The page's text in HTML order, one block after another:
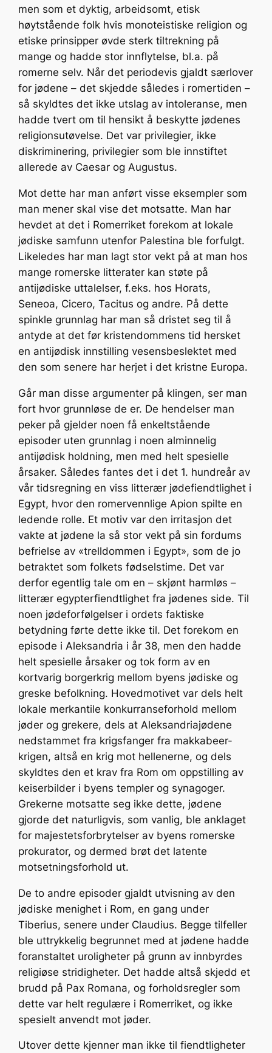
men som et dyktig, arbeidsomt, etisk
høytstående folk hvis monoteistiske religion og
etiske prinsipper øvde sterk tiltrekning på
mange og hadde stor innflytelse, bl.a. på
romerne selv. Når det periodevis gjaldt særlover
for jødene – det skjedde således i romertiden –
så skyldtes det ikke utslag av intoleranse, men
hadde tvert om til hensikt å beskytte jødenes
religionsutøvelse. Det var privilegier, ikke
diskriminering, privilegier som ble innstiftet
allerede av Caesar og Augustus.
Mot dette har man anført visse eksempler som
man mener skal vise det motsatte. Man har
hevdet at det i Romerriket forekom at lokale
jødiske samfunn utenfor Palestina ble forfulgt.
Likeledes har man lagt stor vekt på at man hos
mange romerske litterater kan støte på
antijødiske uttalelser, f.eks. hos Horats,
Seneoa, Cicero, Tacitus og andre. På dette
spinkle grunnlag har man så dristet seg til å
antyde at det før kristendommens tid hersket
en antijødisk innstilling vesensbeslektet med
den som senere har herjet i det kristne Europa.
Går man disse argumenter på klingen, ser man
fort hvor grunnløse de er. De hendelser man
peker på gjelder noen få enkeltstående
episoder uten grunnlag i noen alminnelig
antijødisk holdning, men med helt spesielle
årsaker. Således fantes det i det 1. hundreår av
vår tidsregning en viss litterær jødefiendtlighet i
Egypt, hvor den romervennlige Apion spilte en
ledende rolle. Et motiv var den irritasjon det
vakte at jødene la så stor vekt på sin fordums
befrielse av «trelldommen i Egypt», som de jo
betraktet som folkets fødselstime. Det var
derfor egentlig tale om en – skjønt harmløs –
litterær egypterfiendtlighet fra jødenes side. Til
noen jødeforfølgelser i ordets faktiske
betydning førte dette ikke til. Det forekom en
episode i Aleksandria i år 38, men den hadde
helt spesielle årsaker og tok form av en
kortvarig borgerkrig mellom byens jødiske og
greske befolkning. Hovedmotivet var dels helt
lokale merkantile konkurranseforhold mellom
jøder og grekere, dels at Aleksandriajødene
nedstammet fra krigsfanger fra makkabeer-
krigen, altså en krig mot hellenerne, og dels
skyldtes den et krav fra Rom om oppstilling av
keiserbilder i byens templer og synagoger.
Grekerne motsatte seg ikke dette, jødene
gjorde det naturligvis, som vanlig, ble anklaget
for majestetsforbrytelser av byens romerske
prokurator, og dermed brøt det latente
motsetningsforhold ut.
De to andre episoder gjaldt utvisning av den
jødiske menighet i Rom, en gang under
Tiberius, senere under Claudius. Begge tilfeller
ble uttrykkelig begrunnet med at jødene hadde
foranstaltet uroligheter på grunn av innbyrdes
religiøse stridigheter. Det hadde altså skjedd et
brudd på Pax Romana, og forholdsregler som
dette var helt regulære i Romerriket, og ikke
spesielt anvendt mot jøder.
Utover dette kjenner man ikke til fiendtligheter